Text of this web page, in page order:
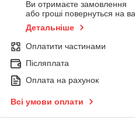
Ви отримаєте замовлення
або гроші повернуться на
Детальніше
Оплатити частинами
Післяплата
Оплата на рахунок
Всі умови оплати